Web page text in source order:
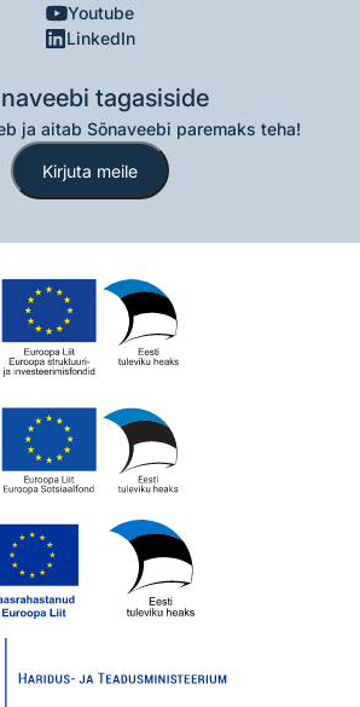
Youtube
LinkedIn
tagasiside
ja aitab Sõnaveebi paremaks teha!
Kirjuta meile